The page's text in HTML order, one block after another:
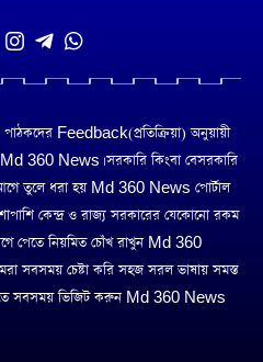
পাঠকদের Feedback(প্রতিক্রিয়া) অনুয়ায়ী
Md 360 News। সরকারি কিংবা বেসরকারি
তুলে ধরা হয় Md 360 News পোর্টাল
কেন্দ্র ও রাজ্য সরকারের যেকোনো রকম
পেতে নিয়মিত চোঁখ রাখুন Md 360
সবসময় চেষ্টা করি সহজ সরল ভাষায় সমস্ত
সবসময় ভিজিট করুন Md 360 News